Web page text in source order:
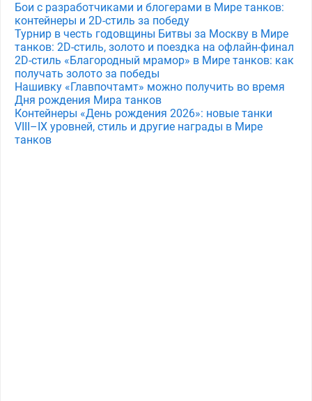
Бои с разработчиками и блогерами в Мире танков:
контейнеры и 2D-стиль за победу
Турнир в честь годовщины Битвы за Москву в Мире
танков: 2D-стиль, золото и поездка на офлайн-финал
2D-стиль «Благородный мрамор» в Мире танков: как
получать золото за победы
Нашивку «Главпочтамт» можно получить во время
Дня рождения Мира танков
Контейнеры «День рождения 2026»: новые танки
VIII–IX уровней, стиль и другие награды в Мире
танков